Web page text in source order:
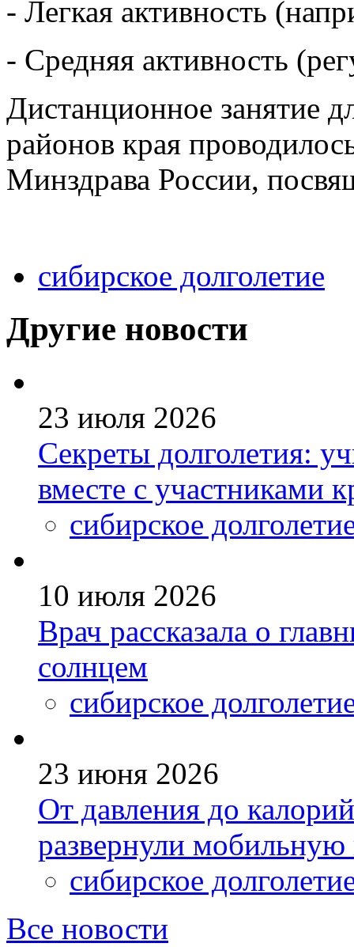
- Легкая активность
- Средняя активность
Дистанционное занятие
районов края
Минздрава России,
сибирское долголетие
Другие новости
23 июля 2026
Секреты долголетия:
вместе с участниками
сибирское
10 июля 2026
Врач рассказала о
солнцем
сибирское
23 июня 2026
От давления до
развернули
сибирское
Все новости